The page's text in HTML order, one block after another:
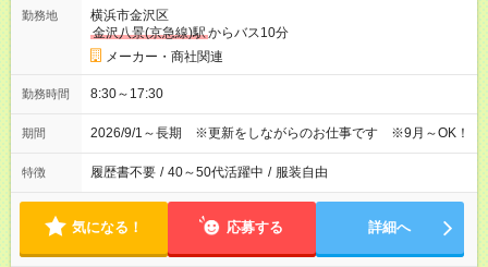
勤務地
横浜市金沢区
金沢八景(京急線)駅からバス10分
メーカー・商社関連
勤務時間 8:30～17:30
期間 2026/9/1～長期 ※更新をしながらのお仕事です ※9月～OK！
特徴 履歴書不要 / 40～50代活躍中 / 服装自由
気になる！ 応募する 詳細へ